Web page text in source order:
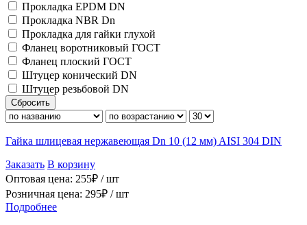
Прокладка EPDM DN
Прокладка NBR Dn
Прокладка для гайки глухой
Фланец воротниковый ГОСТ
Фланец плоский ГОСТ
Штуцер конический DN
Штуцер резьбовой DN
Сбросить
Гайка шлицевая нержавеющая Dn 10 (12 мм) AISI 304 DIN
Заказать В корзину
Оптовая цена: 255₽ /шт
Розничная цена: 295₽ /шт
Подробнее